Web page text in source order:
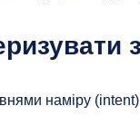
наміру